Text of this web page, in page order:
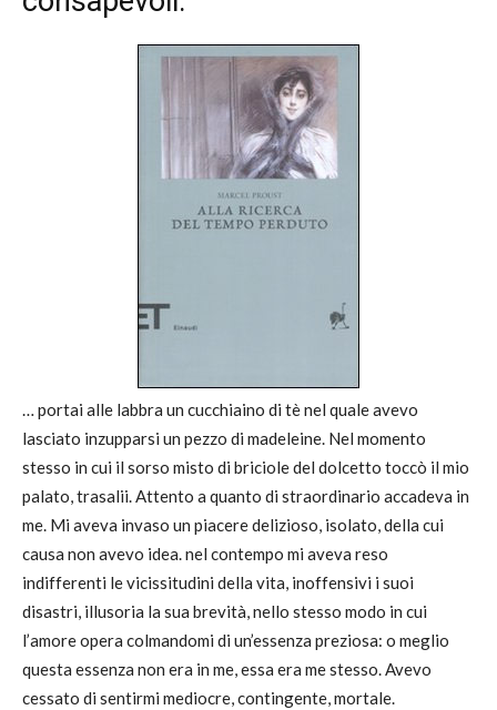
… portai alle labbra un cucchiaino di tè nel quale avevo
lasciato inzupparsi un pezzo di madeleine. Nel momento
stesso in cui il sorso misto di briciole del dolcetto toccò il mio
palato, trasalii. Attento a quanto di straordinario accadeva in
me. Mi aveva invaso un piacere delizioso, isolato, della cui
causa non avevo idea. nel contempo mi aveva reso
indifferenti le vicissitudini della vita, inoffensivi i suoi
disastri, illusoria la sua brevità, nello stesso modo in cui
l’amore opera colmandomi di un’essenza preziosa: o meglio
questa essenza non era in me, essa era me stesso. Avevo
cessato di sentirmi mediocre, contingente, mortale.